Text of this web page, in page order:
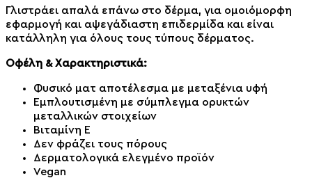
Γλιστράει απαλά επάνω στο δέρμα, για ομοιόμορφη
εφαρμογή και αψεγάδιαστη επιδερμίδα και είναι
κατάλληλη για όλους τους τύπους δέρματος.
Οφέλη & Χαρακτηριστικά:
Φυσικό ματ αποτέλεσμα με μεταξένια υφή
Εμπλουτισμένη με σύμπλεγμα ορυκτών
μεταλλικών στοιχείων
Βιταμίνη Ε
Δεν φράζει τους πόρους
Δερματολογικά ελεγμένο προϊόν
Vegan